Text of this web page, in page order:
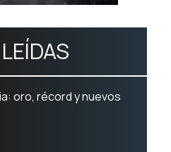
oro, récord y nuevos